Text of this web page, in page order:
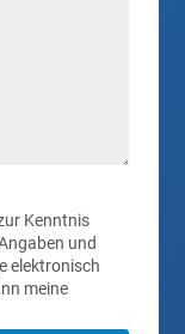
Kenntnis
und
elektronisch
meine